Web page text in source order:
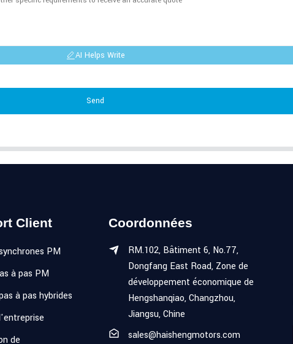
AI Helps Write
Send
Client
PM
à pas PM
à pas hybrides
de
Coordonnées
RM.102, Bâtiment 6, No.77,
Dongfang East Road, Zone de
développement économique de
Hengshanqiao, Changzhou,
Jiangsu, Chine
sales@haishengmotors.com